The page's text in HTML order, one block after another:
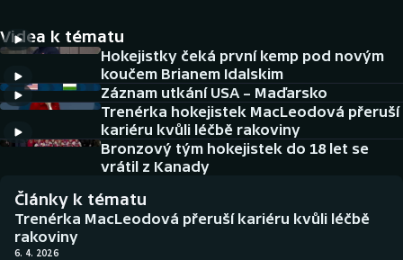
DALŠÍ SPORTY
Americký fotbal
Baseball a softbal
Biatlon
NEPŘEHLÉDNĚTE
Soutěže
Aplikace ČT sport
Videa k tématu
Hokejistky čeká první kemp pod novým
koučem Brianem Idalskim
Záznam utkání USA – Maďarsko
Trenérka hokejistek MacLeodová přeruší
kariéru kvůli léčbě rakoviny
Bronzový tým hokejistek do 18 let se
vrátil z Kanady
Články k tématu
Trenérka MacLeodová přeruší kariéru kvůli léčbě
rakoviny
6. 4. 2026